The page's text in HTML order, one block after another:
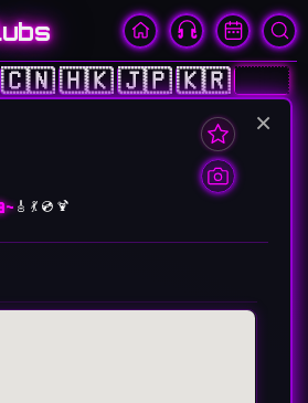
🇨🇳🇭🇰🇯🇵🇰🇷🇺🇸
×
🎸 💃 💿 🍹